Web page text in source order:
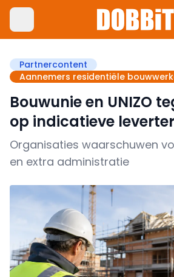
Partnercontent
Aannemers residentiële
Bouwunie en UNIZO
op indicatieve
Organisaties waarschuwen
en extra administratie